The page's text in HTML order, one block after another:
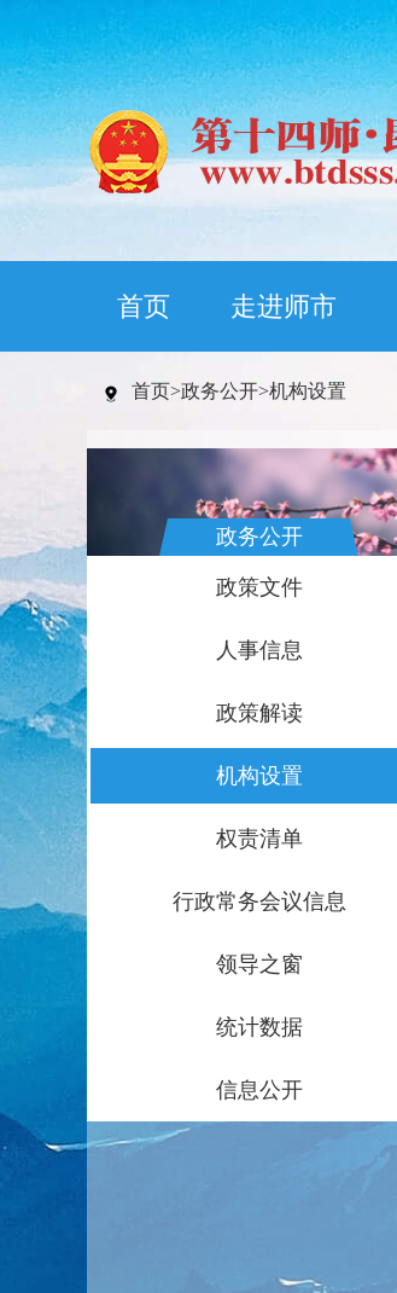
首页 走进师市
首页>政务公开>机构设置
政务公开
政策文件
人事信息
政策解读
机构设置
权责清单
行政常务会议信息
领导之窗
统计数据
信息公开